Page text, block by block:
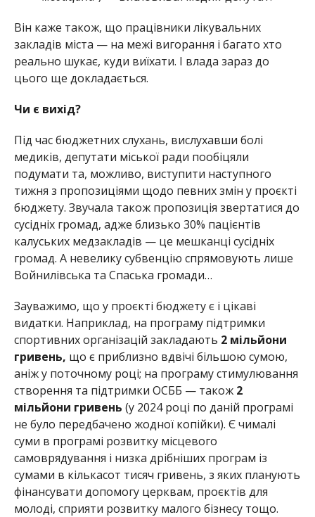
Він каже також, що працівники лікувальних
закладів міста — на межі вигорання і багато хто
реально шукає, куди виїхати. І влада зараз до
цього ще докладається.
Чи є вихід?
Під час бюджетних слухань, вислухавши болі
медиків, депутати міської ради пообіцяли
подумати та, можливо, виступити наступного
тижня з пропозиціями щодо певних змін у проєкті
бюджету. Звучала також пропозиція звертатися до
сусідніх громад, адже близько 30% пацієнтів
калуських медзакладів — це мешканці сусідніх
громад. А невелику субвенцію спрямовують лише
Войнилівська та Спаська громади…
Зауважимо, що у проєкті бюджету є і цікаві
видатки. Наприклад, на програму підтримки
спортивних організацій закладають 2 мільйони
гривень, що є приблизно вдвічі більшою сумою,
аніж у поточному році; на програму стимулювання
створення та підтримки ОСББ — також 2
мільйони гривень (у 2024 році по даній програмі
не було передбачено жодної копійки). Є чималі
суми в програмі розвитку місцевого
самоврядування і низка дрібніших програм із
сумами в кількасот тисяч гривень, з яких планують
фінансувати допомогу церквам, проєктів для
молоді, сприяти розвитку малого бізнесу тощо.